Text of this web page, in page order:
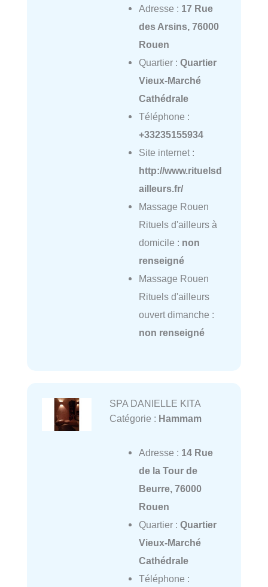
Adresse : 17 Rue
des Arsins, 76000
Rouen
Quartier : Quartier
Vieux-Marché
Cathédrale
Téléphone :
+33235155934
Site internet :
http://www.rituelsd
ailleurs.fr/
Massage Rouen
Rituels d'ailleurs à
domicile : non
renseigné
Massage Rouen
Rituels d'ailleurs
ouvert dimanche :
non renseigné
SPA DANIELLE KITA
Catégorie : Hammam
Adresse : 14 Rue
de la Tour de
Beurre, 76000
Rouen
Quartier : Quartier
Vieux-Marché
Cathédrale
Téléphone :